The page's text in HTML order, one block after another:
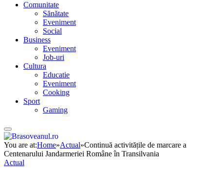
Comunitate
Sănătate
Eveniment
Social
Business
Eveniment
Job-uri
Cultura
Educatie
Eveniment
Cooking
Sport
Gaming
You are at:Home»Actual»Continuă activitățile de marcare a
Centenarului Jandarmeriei Române în Transilvania
Actual